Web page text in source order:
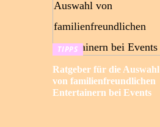
TIPPS
Ratgeber für die Auswahl
von familienfreundlichen
Entertainern bei Events